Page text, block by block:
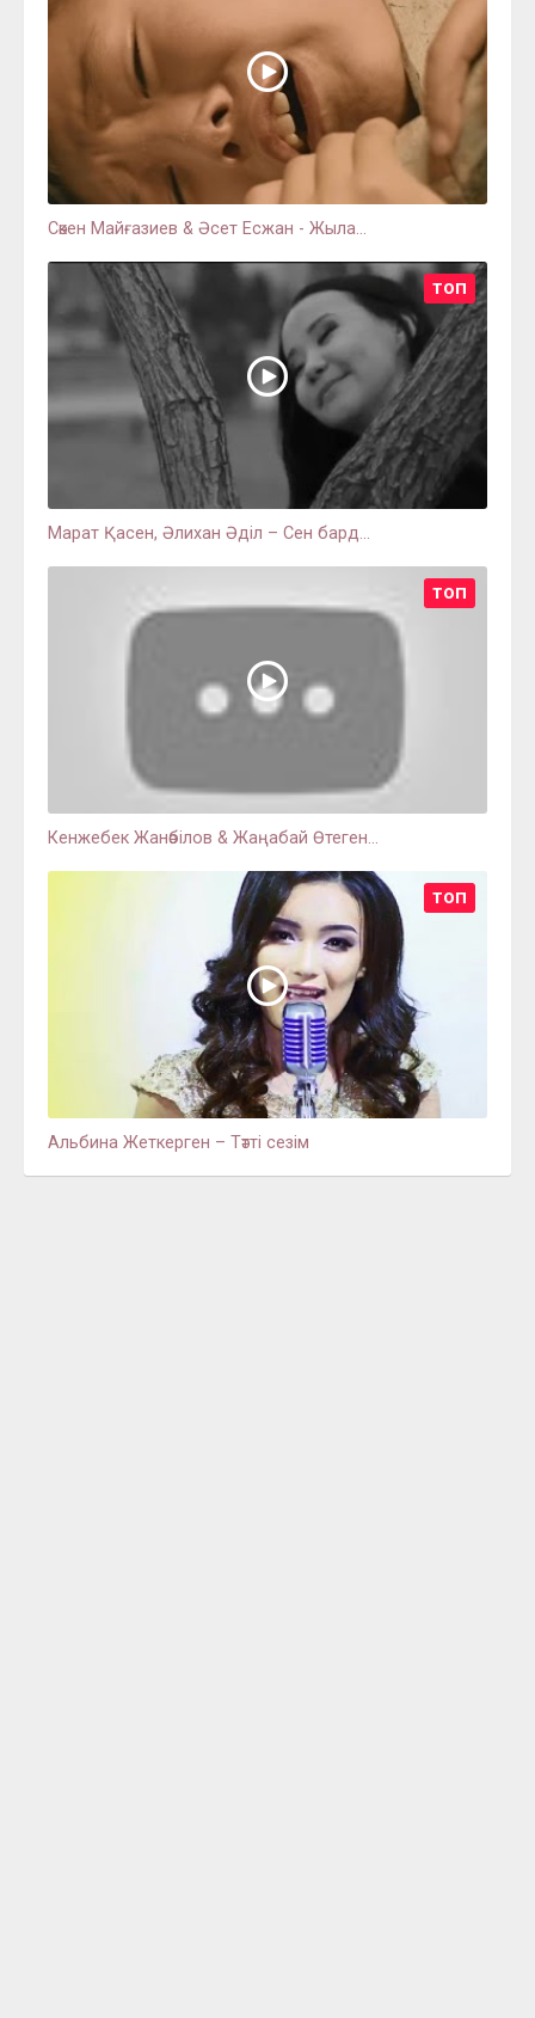
Сәкен Майғазиев & Әсет Есжан - Жыла...
ТОП
Марат Қасен, Әлихан Әділ – Сен бард...
ТОП
Кенжебек Жанәбілов & Жаңабай Өтеген...
ТОП
Альбина Жеткерген – Тәтті сезім